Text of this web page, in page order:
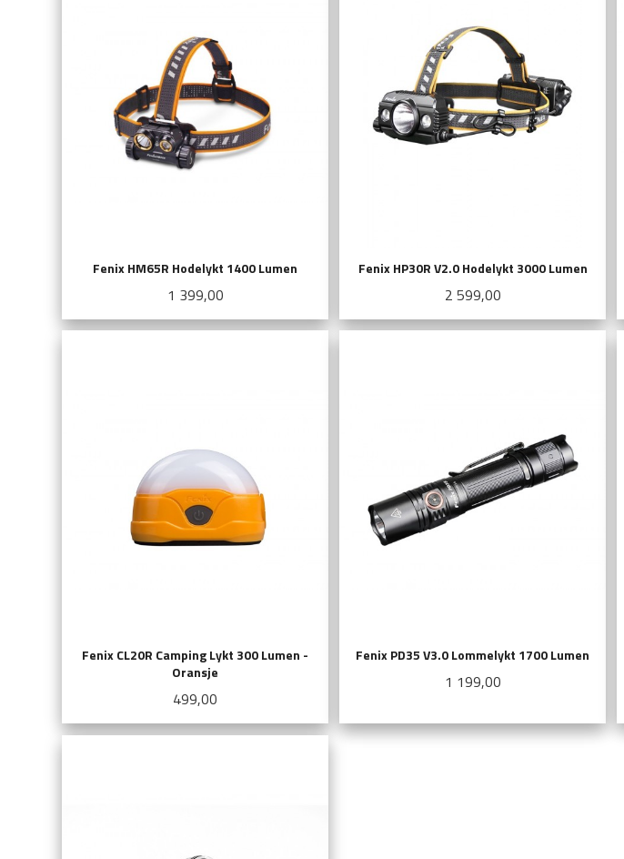
Fenix HM65R Hodelykt 1400 Lumen
Pris
1 399,00
Fenix HP30R V2.0 Hodelykt 3000 Lumen
Pris
2 599,00
Fenix CL20R Camping Lykt 300 Lumen -
Oransje
Pris
499,00
Fenix PD35 V3.0 Lommelykt 1700 Lumen
Pris
1 199,00